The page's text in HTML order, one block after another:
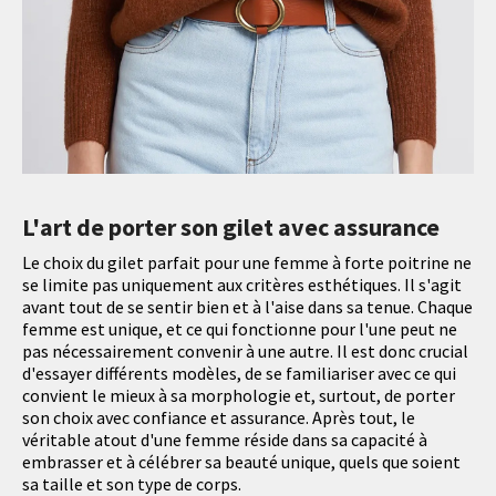
L'art de porter son gilet avec assurance
Le choix du gilet parfait pour une femme à forte poitrine ne
se limite pas uniquement aux critères esthétiques. Il s'agit
avant tout de se sentir bien et à l'aise dans sa tenue. Chaque
femme est unique, et ce qui fonctionne pour l'une peut ne
pas nécessairement convenir à une autre. Il est donc crucial
d'essayer différents modèles, de se familiariser avec ce qui
convient le mieux à sa morphologie et, surtout, de porter
son choix avec confiance et assurance. Après tout, le
véritable atout d'une femme réside dans sa capacité à
embrasser et à célébrer sa beauté unique, quels que soient
sa taille et son type de corps.